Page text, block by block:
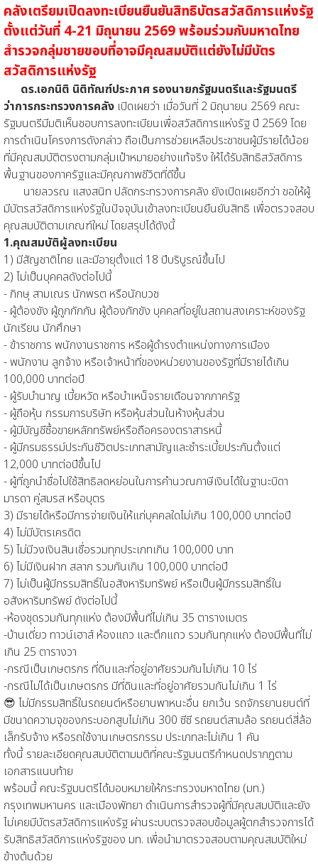
คลังเตรียมเปิดลงทะเบียนยืนยันสิทธิบัตรสวัสดิการแห่งรัฐ
ตั้งแต่วันที่ 4-21 มิถุนายน 2569 พร้อมร่วมกับมหาดไทย
สำรวจกลุ่มชายขอบที่อาจมีคุณสมบัติแต่ยังไม่มีบัตร
สวัสดิการแห่งรัฐ
ดร.เอกนิติ นิติทัณฑ์ประภาศ รองนายกรัฐมนตรีและรัฐมนตรี
ว่าการกระทรวงการคลัง เปิดเผยว่า เมื่อวันที่ 2 มิถุนายน 2569 คณะ
รัฐมนตรีมีมติเห็นชอบการลงทะเบียนเพื่อสวัสดิการแห่งรัฐ ปี 2569 โดย
การดำเนินโครงการดังกล่าว ถือเป็นการช่วยเหลือประชาชนผู้มีรายได้น้อย
ที่มีคุณสมบัติตรงตามกลุ่มเป้าหมายอย่างแท้จริง ให้ได้รับสิทธิสวัสดิการ
พื้นฐานของภาครัฐและมีคุณภาพชีวิตที่ดีขึ้น
นายลวรณ แสงสนิท ปลัดกระทรวงการคลัง ยังเปิดเผยอีกว่า ขอให้ผู้
มีบัตรสวัสดิการแห่งรัฐในปัจจุบันเข้าลงทะเบียนยืนยันสิทธิ เพื่อตรวจสอบ
คุณสมบัติตามเกณฑ์ใหม่ โดยสรุปได้ดังนี้
1.คุณสมบัติผู้ลงทะเบียน
1) มีสัญชาติไทย และมีอายุตั้งแต่ 18 ปีบริบูรณ์ขึ้นไป
2) ไม่เป็นบุคคลดังต่อไปนี้
- ภิกษุ สามเณร นักพรต หรือนักบวช
- ผู้ต้องขัง ผู้ถูกกักกัน ผู้ต้องกักขัง บุคคลที่อยู่ในสถานสงเคราะห์ของรัฐ
นักเรียน นักศึกษา
- ข้าราชการ พนักงานราชการ หรือผู้ดำรงตำแหน่งทางการเมือง
- พนักงาน ลูกจ้าง หรือเจ้าหน้าที่ของหน่วยงานของรัฐที่มีรายได้เกิน
100,000 บาทต่อปี
- ผู้รับบำนาญ เบี้ยหวัด หรือบำเหน็จรายเดือนจากภาครัฐ
- ผู้ถือหุ้น กรรมการบริษัท หรือหุ้นส่วนในห้างหุ้นส่วน
- ผู้มีบัญชีซื้อขายหลักทรัพย์หรือถือครองตราสารหนี้
- ผู้มีกรมธรรม์ประกันชีวิตประเภทสามัญและชำระเบี้ยประกันตั้งแต่
12,000 บาทต่อปีขึ้นไป
- ผู้ที่ถูกนำชื่อไปใช้สิทธิลดหย่อนในการคำนวณภาษีเงินได้ในฐานะบิดา
มารดา คู่สมรส หรือบุตร
3) มีรายได้หรือมีการจ่ายเงินให้แก่บุคคลใดไม่เกิน 100,000 บาทต่อปี
4) ไม่มีบัตรเครดิต
5) ไม่มีวงเงินสินเชื่อรวมทุกประเภทเกิน 100,000 บาท
6) ไม่มีเงินฝาก สลาก รวมกันเกิน 100,000 บาทต่อปี
7) ไม่เป็นผู้มีกรรมสิทธิ์ในอสังหาริมทรัพย์ หรือเป็นผู้มีกรรมสิทธิ์ใน
อสังหาริมทรัพย์ ดังต่อไปนี้
-ห้องชุดรวมกันทุกแห่ง ต้องมีพื้นที่ไม่เกิน 35 ตารางเมตร
-บ้านเดี่ยว ทาวน์เฮาส์ ห้องแถว และตึกแถว รวมกันทุกแห่ง ต้องมีพื้นที่ไม่
เกิน 25 ตารางวา
-กรณีเป็นเกษตรกร ที่ดินและที่อยู่อาศัยรวมกันไม่เกิน 10 ไร่
-กรณีไม่ได้เป็นเกษตรกร มีที่ดินและที่อยู่อาศัยรวมกันไม่เกิน 1 ไร่
😎 ไม่มีกรรมสิทธิ์ในรถยนต์หรือยานพาหนะอื่น ยกเว้น รถจักรยานยนต์ที่
มีขนาดความจุของกระบอกสูบไม่เกิน 300 ซีซี รถยนต์สามล้อ รถยนต์สี่ล้อ
เล็กรับจ้าง หรือรถใช้งานเกษตรกรรม ประเภทละไม่เกิน 1 คัน
ทั้งนี้ รายละเอียดคุณสมบัติตามมติที่คณะรัฐมนตรีกำหนดปรากฏตาม
เอกสารแนบท้าย
พร้อมนี้ คณะรัฐมนตรีได้มอบหมายให้กระทรวงมหาดไทย (มท.)
กรุงเทพมหานคร และเมืองพัทยา ดำเนินการสำรวจผู้ที่มีคุณสมบัติและยัง
ไม่เคยมีบัตรสวัสดิการแห่งรัฐ ผ่านระบบตรวจสอบข้อมูลผู้ตกสำรวจการได้
รับสิทธิสวัสดิการแห่งรัฐของ มท. เพื่อนำมาตรวจสอบตามคุณสมบัติใหม่
ข้างต้นด้วย